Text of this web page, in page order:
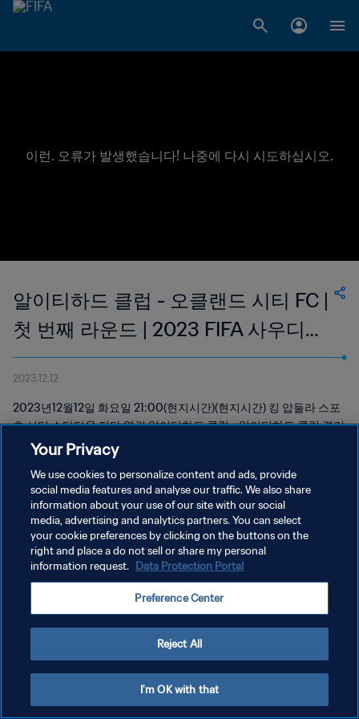
이런. 오류가 발생했습니다! 나중에 다시 시도하십시오.
알이티하드 클럽 - 오클랜드 시티 FC |
첫 번째 라운드 | 2023 FIFA 사우디아
라비아 클럽 월드컵 | 다시보기
2023.12.12
2023년12월12일 화요일 21:00(현지시간)(현지시간) 킹 압둘라 스포
츠 시티 스타디움 지다 열린 알이티하드 클럽 - 알이티하드 클럽 경기
다시보기
개인정보 보호정책
서비스 약관
Your Privacy
We use cookies to personalize content and ads, provide
social media features and analyse our traffic. We also share
information about your use of our site with our social
media, advertising and analytics partners. You can select
your cookie preferences by clicking on the buttons on the
right and place a do not sell or share my personal
information request. Data Protection Portal
Preference Center
Reject All
I'm OK with that